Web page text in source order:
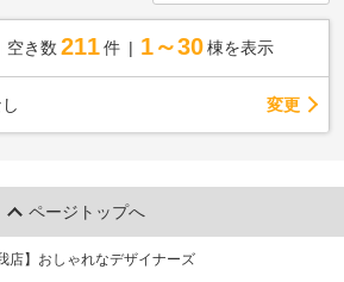
空き数 211 件 1～30 棟を表示
変更
ページトップへ
店】おしゃれなデザイナーズ